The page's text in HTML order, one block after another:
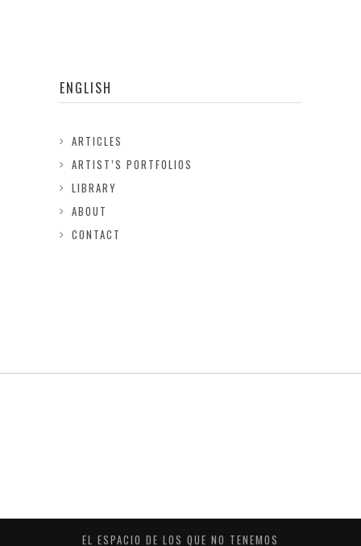
ENGLISH
ARTICLES
ARTIST’S PORTFOLIOS
LIBRARY
ABOUT
CONTACT
EL ESPACIO DE LOS QUE NO TENEMOS